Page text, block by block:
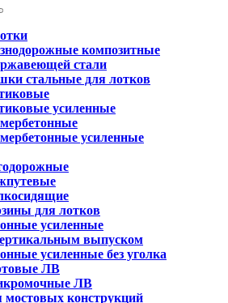
композитные
стали
стальные для лотков
усиленные
усиленные
для лотков
усиленные
выпуском
усиленные без уголка
ЛВ
ЛВ
мостовых конструкций